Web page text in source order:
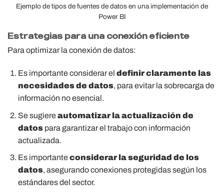
Ejemplo de tipos de fuentes de datos en una implementación de
Power BI
Estrategias para una conexión eficiente
Para optimizar la conexión de datos:
Es importante considerar el definir claramente las
necesidades de datos, para evitar la sobrecarga de
información no esencial.
Se sugiereautomatizar la actualización de
datospara garantizar el trabajo con información
actualizada.
Es importanteconsiderar la seguridad de los
datos, asegurando conexiones protegidas según los
estándares del sector.